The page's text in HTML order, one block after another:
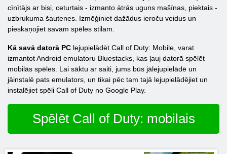
cīnītājs ar bisi, ceturtais - izmanto ātrās uguns mašīnas, piektais -
uzbrukuma šautenes. Izmēģiniet dažādus ieroču veidus un
pieskaņojiet savam spēles stilam.
Kā savā datorā PC lejupielādēt Call of Duty: Mobile, varat
izmantot Android emulatoru Bluestacks, kas ļauj datorā spēlēt
mobilās spēles. Lai sāktu ar saiti, jums būs jālejupielādē un
jāinstalē pats emulators, un tikai pēc tam tajā lejupielādējiet un
instalējiet spēli Call of Duty no Google Play.
Spēlēt Call of Duty: mobilais